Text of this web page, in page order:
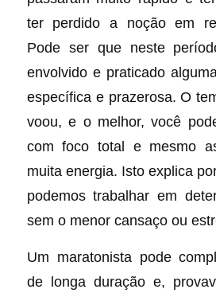
ter perdido a noção em
Pode ser que neste
envolvido e praticado
específica e prazerosa. O
voou, e o melhor, você
com foco total e mesmo
muita energia. Isto explica
podemos trabalhar em
sem o menor cansaço ou
Um maratonista pode
de longa duração e,